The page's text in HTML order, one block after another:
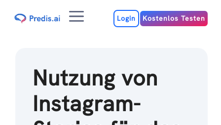
Inhalt
MenuLogin Kostenlos Testen
Nutzung von
Instagram-